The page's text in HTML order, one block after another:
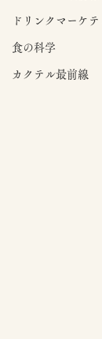
ドリンクマーケ
食の科学
カクテル最前線